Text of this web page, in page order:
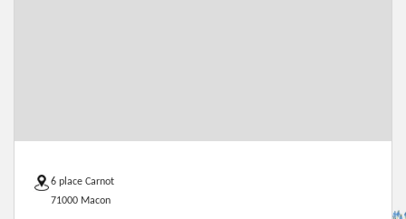
6 place Carnot
71000 Macon